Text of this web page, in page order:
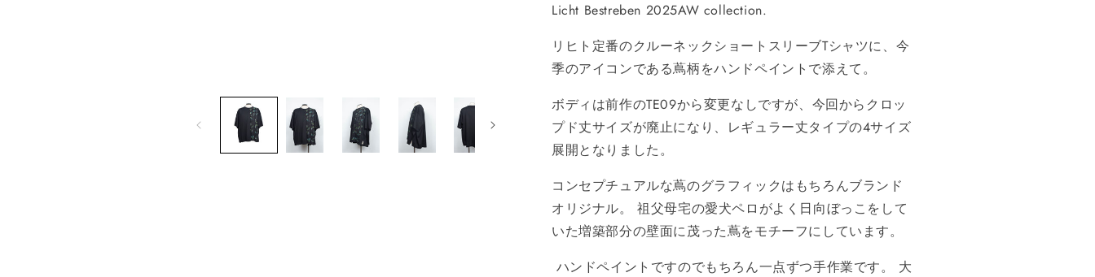
Licht Bestreben 2025AW collection.
リヒト定番のクルーネックショートスリーブTシャツに、今
季のアイコンである蔦柄をハンドペイントで添えて。
ボディは前作のTE09から変更なしですが、今回からクロッ
プド丈サイズが廃止になり、レギュラー丈タイプの4サイズ
展開となりました。
コンセプチュアルな蔦のグラフィックはもちろんブランド
オリジナル。 祖父母宅の愛犬ペロがよく日向ぼっこをして
いた増築部分の壁面に茂った蔦をモチーフにしています。
ハンドペイントですのでもちろん一点ずつ手作業です。 大